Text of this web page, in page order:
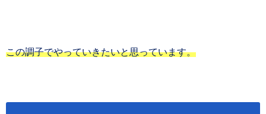
この調子でやっていきたいと思っています。